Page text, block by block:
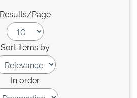
Results/Page
Sort items by
In order